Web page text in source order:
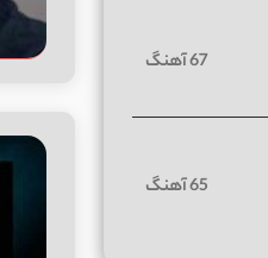
67 آهنگ
65 آهنگ